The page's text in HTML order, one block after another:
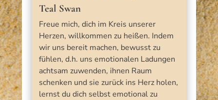
Teal Swan
Freue mich, dich im Kreis unserer
Herzen, willkommen zu heißen. Indem
wir uns bereit machen, bewusst zu
fühlen, d.h. uns emotionalen Ladungen
achtsam zuwenden, ihnen Raum
schenken und sie zurück ins Herz holen,
lernst du dich selbst emotional zu